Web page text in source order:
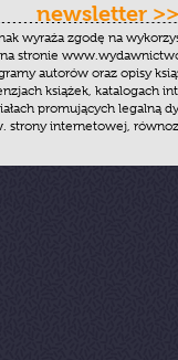
newsletter >>
wyraża zgodę na
stronie
autorów oraz opisy
książek, katalogach
promujących legalną
strony internetowej,